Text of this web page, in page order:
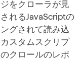
をクローラが見
れるJavaScriptの
グされて読み込
スタムスクリプ
クロールのレポ